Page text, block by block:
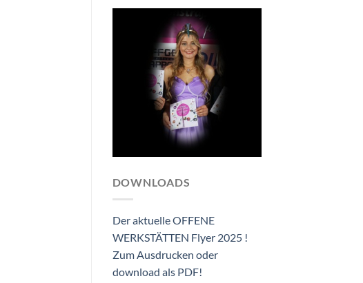
DOWNLOADS
Der aktuelle OFFENE
WERKSTÄTTEN Flyer 2025 !
Zum Ausdrucken oder
download als PDF!